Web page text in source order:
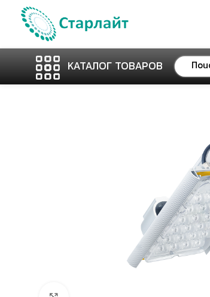
КАТАЛОГ ТОВАРОВ